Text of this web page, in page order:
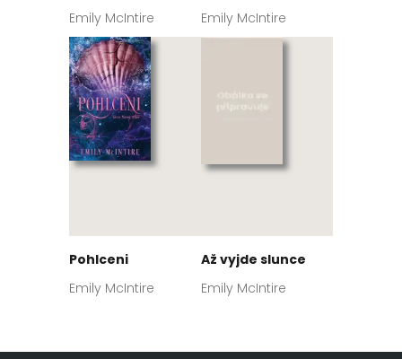
Emily McIntire
Emily McIntire
Pohlceni
Emily McIntire
Až vyjde slunce
Emily McIntire